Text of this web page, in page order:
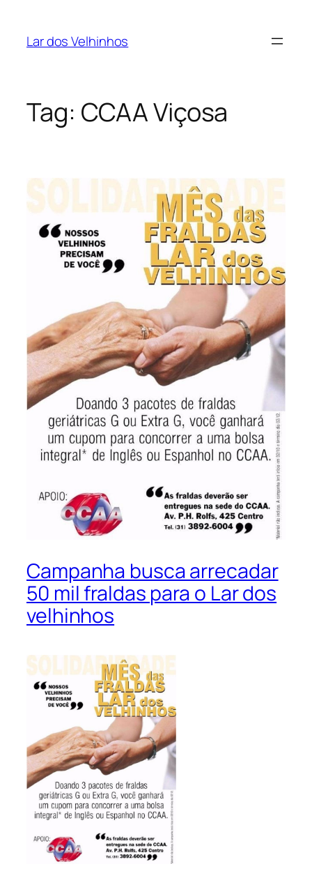
Lar dos Velhinhos
Tag: CCAA Viçosa
Campanha busca arrecadar
50 mil fraldas para o Lar dos
velhinhos